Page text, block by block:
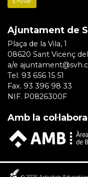
Ajuntament de
Plaça de la Vila, 1
08620 Sant Vicenç
a/e
Tel. 93 656 15 51
Fax. 93 396 98 33
NIF. P0826300F
Amb la